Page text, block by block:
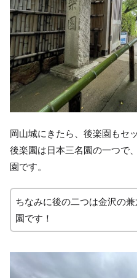
岡山城にきたら、後楽園もセ
後楽園は日本三名園の一つで
園です。
ちなみに後の二つは金沢の
園です！